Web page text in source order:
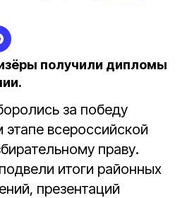
получили дипломы
за победу
всероссийской
праву.
итоги районных
презентаций